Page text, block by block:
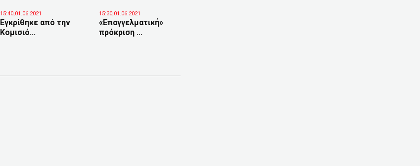
15:40,01.06.2021
Εγκρίθηκε από την
Κομισιό...
15:30,01.06.2021
«Επαγγελματική»
πρόκριση ...